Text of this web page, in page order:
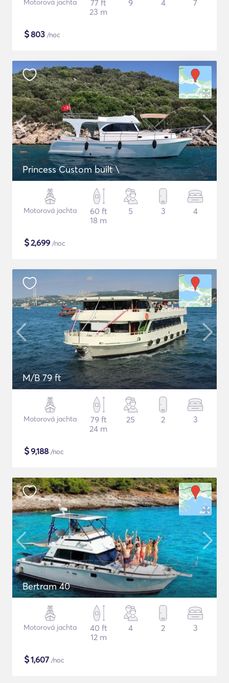
Motorová jachta
77 ft
23 m
9 4 7
$803 /noc
Princess Custom built \
Motorová jachta
60 ft
18 m
5 3 4
$2,699 /noc
M/B 79 ft
Motorová jachta
79 ft
24 m
25 2 3
$9,188 /noc
Bertram 40
Motorová jachta
40 ft
12 m
4 2 3
$1,607 /noc